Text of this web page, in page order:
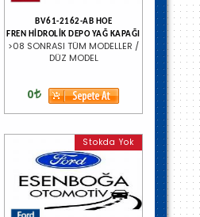
BV61-2162-AB HOE
FREN HİDROLİK DEPO YAĞ KAPAĞI
>08 SONRASI TÜM MODELLER /
DÜZ MODEL
0
Stokda Yok